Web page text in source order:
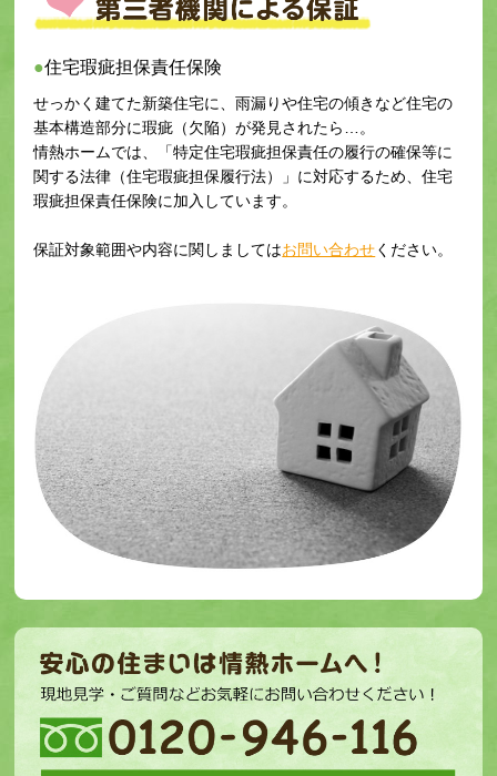
住宅瑕疵担保責任保険
せっかく建てた新築住宅に、雨漏りや住宅の傾きなど住宅の
基本構造部分に瑕疵（欠陥）が発見されたら…。
情熱ホームでは、「特定住宅瑕疵担保責任の履行の確保等に
関する法律（住宅瑕疵担保履行法）」に対応するため、住宅
瑕疵担保責任保険に加入しています。
保証対象範囲や内容に関しましてはお問い合わせください。